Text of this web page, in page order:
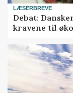
LÆSERBREVE
Debat:
kravene til